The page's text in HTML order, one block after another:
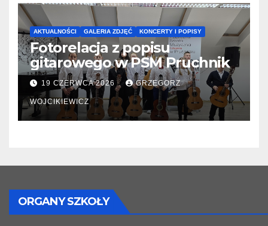
AKTUALNOŚCI GALERIA ZDJĘĆ KONCERTY I POPISY
Fotorelacja z popisu
gitarowego w PSM Pruchnik
19 CZERWCA 2026 GRZEGORZ
WOJCIKIEWICZ
ORGANY SZKOŁY